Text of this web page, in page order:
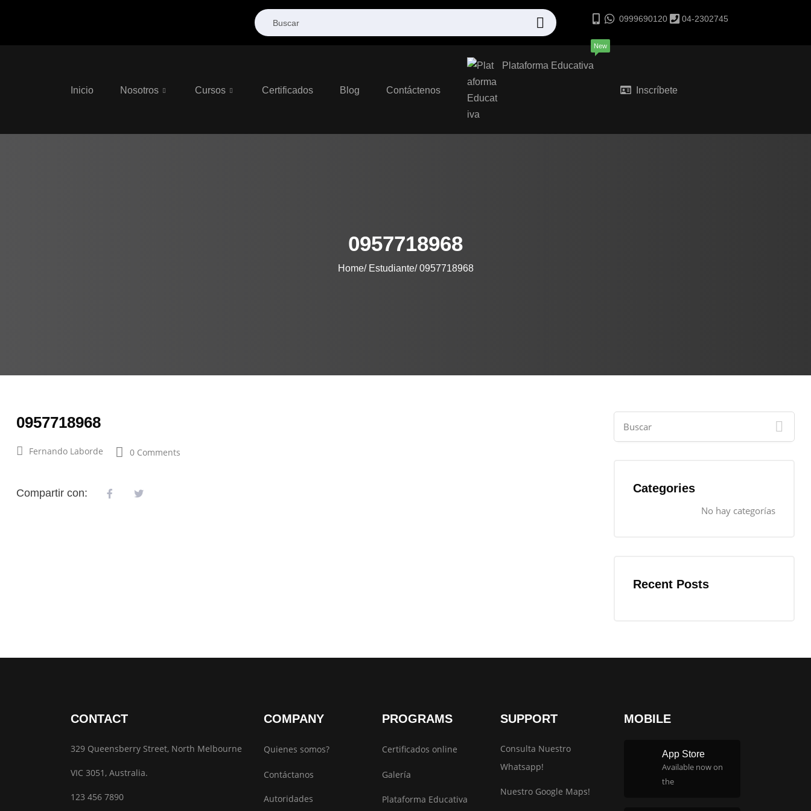
0999690120 04-2302745
Inicio Nosotros Cursos Certificados Blog Contáctenos
Plataforma Educativa
New
Inscríbete
0957718968
Home Estudiante 0957718968
0957718968
Fernando Laborde 0 Comments
Compartir con: Categories
No hay categorías
Recent Posts
CONTACT
329 Queensberry Street, North Melbourne
VIC 3051, Australia.
123 456 7890
COMPANY
Quienes somos?
Contáctanos
Autoridades
PROGRAMS
Certificados online
Galería
Plataforma Educativa
SUPPORT
Consulta Nuestro
Whatsapp!
Nuestro Google Maps!
MOBILE
App Store
Available now on
the